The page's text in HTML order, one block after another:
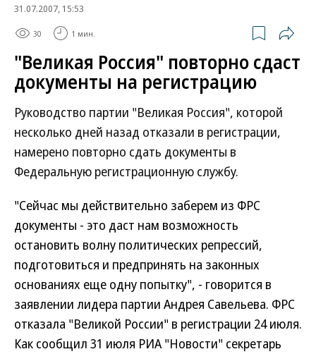
31.07.2007, 15:53
30 1 мин.
"Великая Россия" повторно сдаст
документы на регистрацию
Руководство партии "Великая Россия", которой
несколько дней назад отказали в регистрации,
намерено повторно сдать документы в
Федеральную регистрационную службу.
"Сейчас мы действительно заберем из ФРС
документы - это даст нам возможность
остановить волну политических репрессий,
подготовиться и предпринять на законных
основаниях еще одну попытку", - говорится в
заявлении лидера партии Андрея Савельева. ФРС
отказала "Великой России" в регистрации 24 июля.
Как сообщил 31 июля РИА "Новости" секретарь